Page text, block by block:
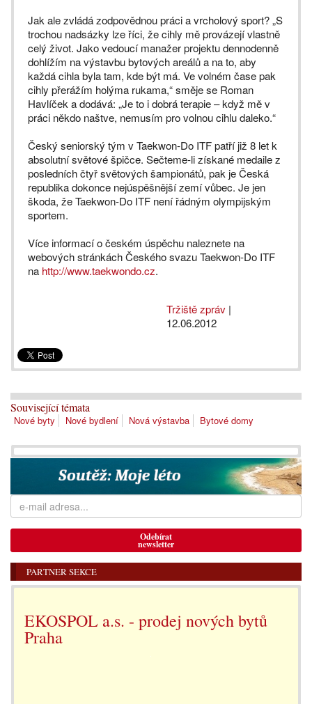
Jak ale zvládá zodpovědnou práci a vrcholový sport? „S
trochou nadsázky lze říci, že cihly mě provázejí vlastně
celý život. Jako vedoucí manažer projektu dennodenně
dohlížím na výstavbu bytových areálů a na to, aby
každá cihla byla tam, kde být má. Ve volném čase pak
cihly přerážím holýma rukama,“ směje se Roman
Havlíček a dodává: „Je to i dobrá terapie – když mě v
práci někdo naštve, nemusím pro volnou cihlu daleko.“
Český seniorský tým v Taekwon-Do ITF patří již 8 let k
absolutní světové špičce. Sečteme-li získané medaile z
posledních čtyř světových šampionátů, pak je Česká
republika dokonce nejúspěšnější zemí vůbec. Je jen
škoda, že Taekwon-Do ITF není řádným olympijským
sportem.
Více informací o českém úspěchu naleznete na
webových stránkách Českého svazu Taekwon-Do ITF
na http://www.taekwondo.cz.
Tržiště zpráv |
12.06.2012
Související témata
Nové byty Nové bydlení Nová výstavba Bytové domy
Odebírat
newsletter
PARTNER SEKCE
EKOSPOL a.s. - prodej nových bytů
Praha